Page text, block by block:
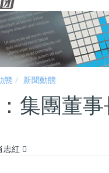
態 新聞動態
集團董
志紅